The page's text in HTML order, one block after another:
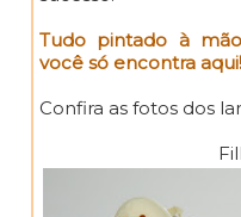
Tudo pintado à
você só encontra aqui!
Confira as fotos dos